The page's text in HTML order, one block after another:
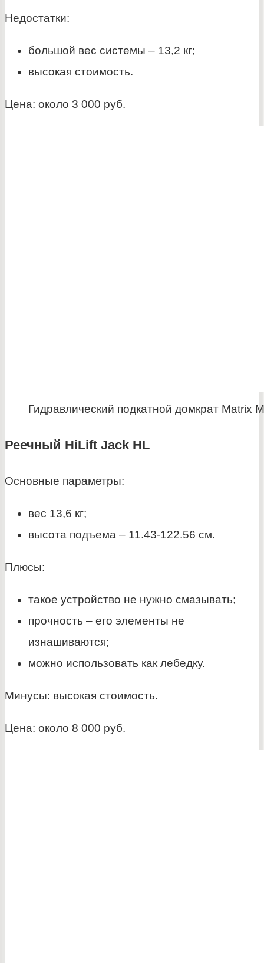
Недостатки:
большой вес системы – 13,2 кг;
высокая стоимость.
Цена: около 3 000 руб.
Гидравлический подкатной домкрат Matrix
Реечный HiLift Jack HL
Основные параметры:
вес 13,6 кг;
высота подъема – 11.43-122.56 см.
Плюсы:
такое устройство не нужно смазывать;
прочность – его элементы не
изнашиваются;
можно использовать как лебедку.
Минусы: высокая стоимость.
Цена: около 8 000 руб.